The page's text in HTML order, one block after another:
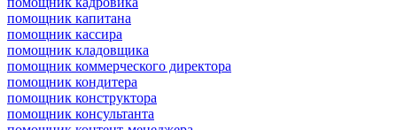
помощник капитана
помощник кассира
помощник кладовщика
помощник коммерческого директора
помощник кондитера
помощник конструктора
помощник консультанта